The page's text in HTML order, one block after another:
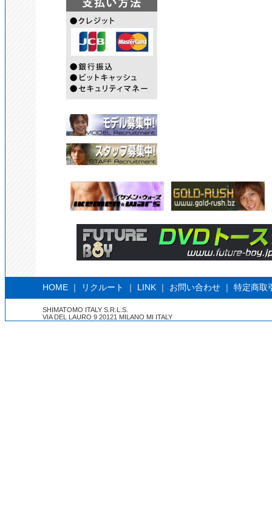
HOME ｜ リクルート ｜ LINK ｜ お問い合わせ ｜ 特定商取
SHIMATOMO ITALY S.R.L.S.
VIA DEL LAURO 9 20121 MILANO MI ITALY